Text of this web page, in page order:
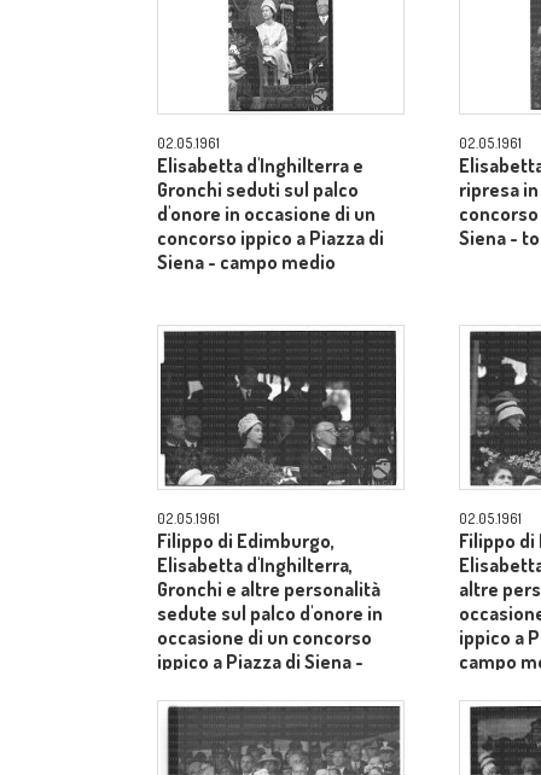
02.05.1961
Elisabetta d'Inghilterra e
Gronchi seduti sul palco
d'onore in occasione di un
concorso ippico a Piazza di
Siena - campo medio
02.05.1961
ripresa
Siena -
02.05.1961
Filippo di Edimburgo,
Elisabetta d'Inghilterra,
Gronchi e altre personalità
sedute sul palco d'onore in
occasione di un concorso
ippico a Piazza di Siena -
02.05.1961
Filippo di
altre
ippico a
campo